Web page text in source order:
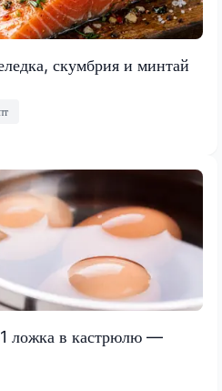
скумбрия и минтай
ложка в кастрюлю —